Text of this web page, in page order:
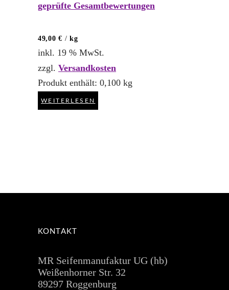
5.00
geprüfte Gesamtbewertungen
49,00€ /kg
inkl. 19 % MwSt.
zzgl. Versandkosten
Produkt enthält: 0,100 kg
WEITERLESEN
KONTAKT
MR Seifenmanufaktur UG (hb)
Weißenhorner Str. 32
89297 Roggenburg